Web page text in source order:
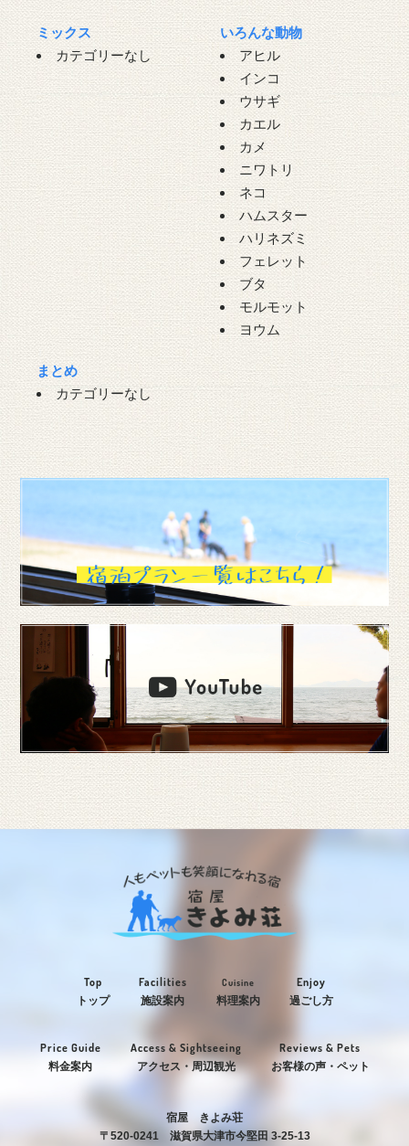
ミックス
カテゴリーなし
いろんな動物
アヒル
インコ
ウサギ
カエル
カメ
ニワトリ
ネコ
ハムスター
ハリネズミ
フェレット
ブタ
モルモット
ヨウム
まとめ
カテゴリーなし
Top
トップ
Facilities
施設案内
Cuisine
料理案内
Enjoy
過ごし方
Price Guide
料金案内
Access & Sightseeing
アクセス・周辺観光
Reviews & Pets
お客様の声・ペット
宿屋 きよみ荘
〒520-0241 滋賀県大津市今堅田 3-25-13